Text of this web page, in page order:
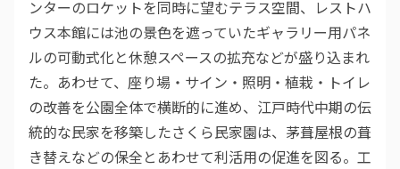
ンターのロケットを同時に望むテラス空間、レストハ
ウス本館には池の景色を遮っていたギャラリー用パネ
ルの可動式化と休憩スペースの拡充などが盛り込まれ
た。あわせて、座り場・サイン・照明・植栽・トイレ
の改善を公園全体で横断的に進め、江戸時代中期の伝
統的な民家を移築したさくら民家園は、茅葺屋根の葺
き替えなどの保全とあわせて利活用の促進を図る。工